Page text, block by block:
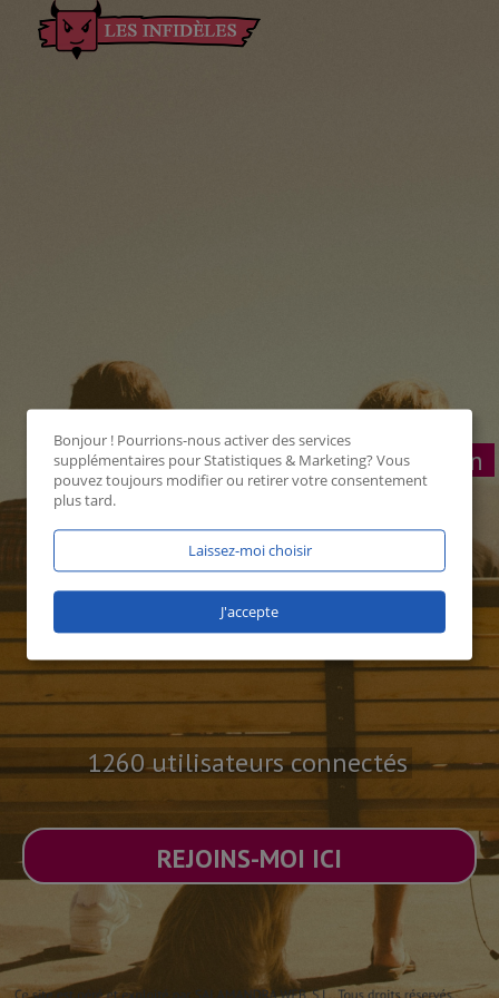
Connexion
1260 utilisateurs connectés
REJOINS-MOI ICI
Bonjour ! Pourrions-nous activer des services
supplémentaires pourStatistiques & Marketing? Vous
pouvez toujours modifier ou retirer votre consentement
plus tard.
Laissez-moi choisir
J'accepte